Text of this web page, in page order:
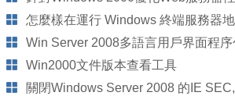
Win Server 2008多語言用戶界面程序
Win2000文件版本查看工具